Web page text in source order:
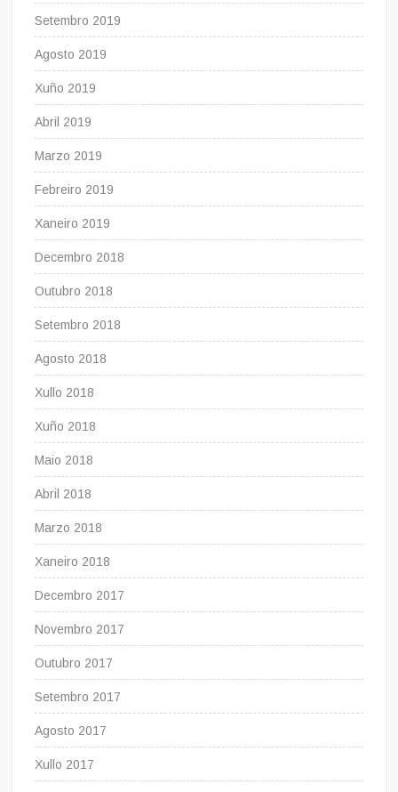
Setembro 2019
Agosto 2019
Xuño 2019
Abril 2019
Marzo 2019
Febreiro 2019
Xaneiro 2019
Decembro 2018
Outubro 2018
Setembro 2018
Agosto 2018
Xullo 2018
Xuño 2018
Maio 2018
Abril 2018
Marzo 2018
Xaneiro 2018
Decembro 2017
Novembro 2017
Outubro 2017
Setembro 2017
Agosto 2017
Xullo 2017